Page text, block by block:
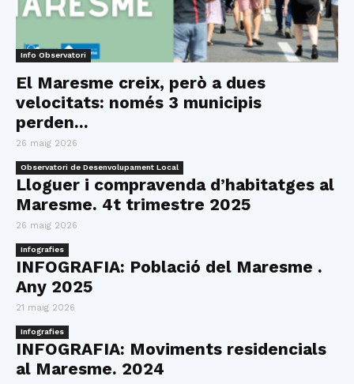
Info Observatori
El Maresme creix, però a dues
velocitats: només 3 municipis
perden...
26 maig 2026
Observatori de Desenvolupament Local
Lloguer i compravenda d’habitatges al
Maresme. 4t trimestre 2025
26 maig 2026
Infografies
INFOGRAFIA: Població del Maresme .
Any 2025
21 maig 2026
Infografies
INFOGRAFIA: Moviments residencials
al Maresme. 2024